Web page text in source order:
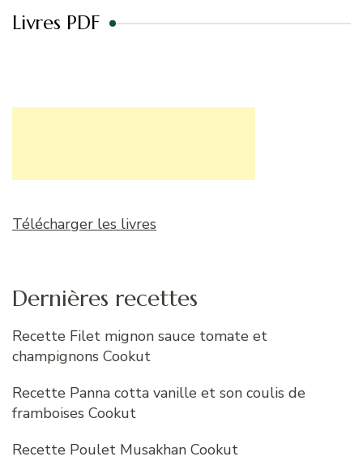
Livres PDF
Télécharger les livres
Dernières recettes
Recette Filet mignon sauce tomate et
champignons Cookut
Recette Panna cotta vanille et son coulis de
framboises Cookut
Recette Poulet Musakhan Cookut